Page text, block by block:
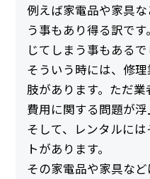
例えば家電品や家具
う事もあり得る訳で
じてしまう事もあるで
そういう時には、修
肢があります。ただ業
費用に関する問題が浮
そして、レンタルに
トがあります。
その家電品や家具な